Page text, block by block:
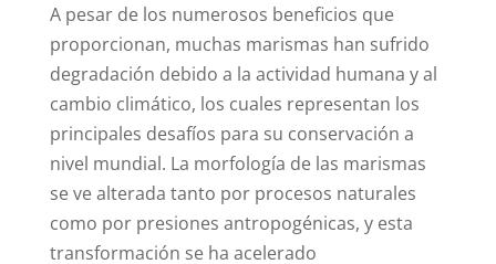
A pesar de los numerosos beneficios que
proporcionan, muchas marismas han sufrido
degradación debido a la actividad humana y al
cambio climático, los cuales representan los
principales desafíos para su conservación a
nivel mundial. La morfología de las marismas
se ve alterada tanto por procesos naturales
como por presiones antropogénicas, y esta
transformación se ha acelerado